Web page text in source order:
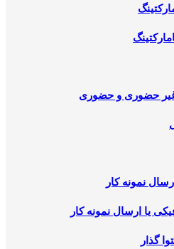
غیر حضوری و حضوری
نمونه کار
یا ارسال نمونه کار
گذار